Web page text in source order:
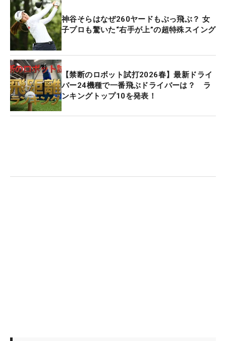
神谷そらはなぜ260ヤードもぶっ飛ぶ？ 女
子プロも驚いた“右手が上”の超特殊スイング
【禁断のロボット試打2026春】最新ドライ
バー24機種で一番飛ぶドライバーは？ ラ
ンキングトップ10を発表！